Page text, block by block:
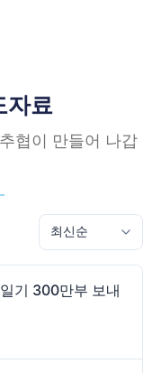
자료
협이 만들어 나갑
기 300만부 보내